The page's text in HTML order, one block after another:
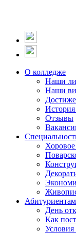
О колледже
Наши
Наши
Отзывы
Абитуриентам
День
Как
Условия